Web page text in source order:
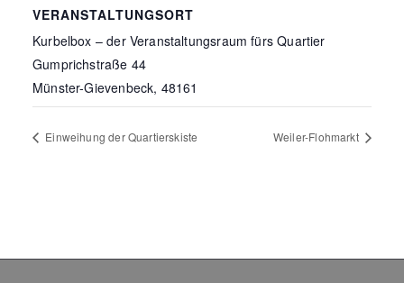
VERANSTALTUNGSORT
Kurbelbox – der Veranstaltungsraum fürs Quartier
Gumprichstraße 44
Münster-Gievenbeck, 48161
Einweihung der Quartierskiste Weiler-Flohmarkt